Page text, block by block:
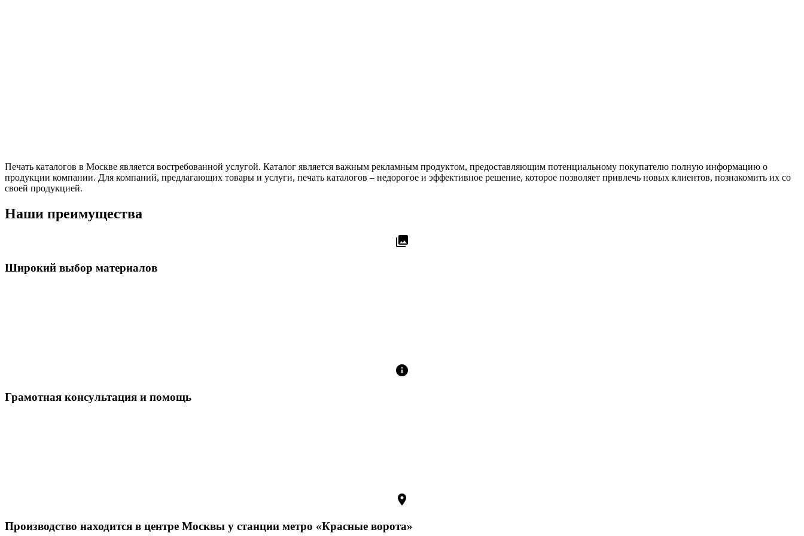
Печать каталогов в Москве является востребованной услугой. Каталог является важным рекламным продуктом, предоставляющим потенциальному покупателю полную информацию о
продукции компании. Для компаний, предлагающих товары и услуги, печать каталогов – недорогое и эффективное решение, которое позволяет привлечь новых клиентов, познакомить их со
своей продукцией.
Наши преимущества
collections
Широкий выбор материалов
info
Грамотная консультация и помощь
room
Производство находится в центре Москвы у станции метро «Красные ворота»